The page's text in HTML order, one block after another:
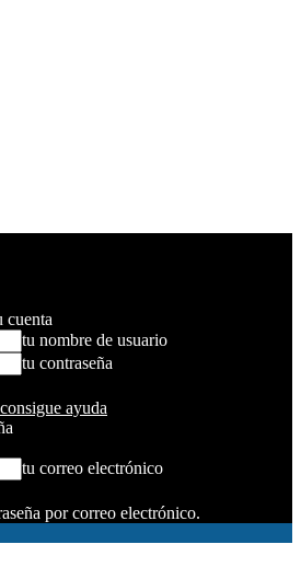
cuenta
tu nombre de usuario
tu contraseña
ayuda
tu correo electrónico
por correo electrónico.